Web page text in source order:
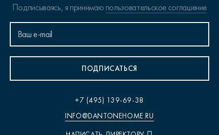
Подписываясь, я принимаюпользовательское соглашение
ПОДПИСАТЬСЯ
+7 (495) 139-69-38
INFO@DANTONEHOME.RU